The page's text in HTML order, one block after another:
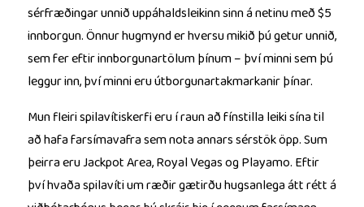
sérfræðingar unnið uppáhaldsleikinn sinn á netinu með $5
innborgun. Önnur hugmynd er hversu mikið þú getur unnið,
sem fer eftir innborgunartölum þínum – því minni sem þú
leggur inn, því minni eru útborgunartakmarkanir þínar.
Mun fleiri spilavítiskerfi eru í raun að fínstilla leiki sína til
að hafa farsímavafra sem nota annars sérstök öpp. Sum
þeirra eru Jackpot Area, Royal Vegas og Playamo. Eftir
því hvaða spilavíti um ræðir gætirðu hugsanlega átt rétt á